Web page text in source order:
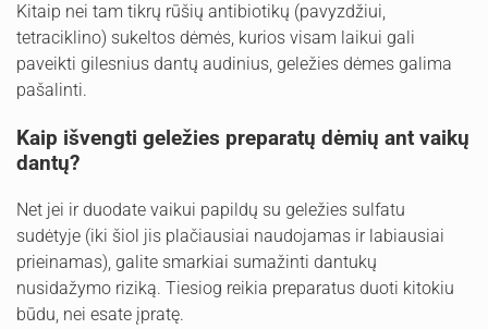
Kitaip nei tam tikrų rūšių antibiotikų (pavyzdžiui,
tetraciklino) sukeltos dėmės, kurios visam laikui gali
paveikti gilesnius dantų audinius, geležies dėmes galima
pašalinti.
Kaip išvengti geležies preparatų dėmių ant vaikų
dantų?
Net jei ir duodate vaikui papildų su geležies sulfatu
sudėtyje (iki šiol jis plačiausiai naudojamas ir labiausiai
prieinamas), galite smarkiai sumažinti dantukų
nusidažymo riziką. Tiesiog reikia preparatus duoti kitokiu
būdu, nei esate įpratę.